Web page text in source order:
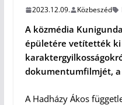
2023.12.09. Közbeszéd
A közmédia
épületére vetítették
dokumentumfilmjét, a
A Hadházy Ákos